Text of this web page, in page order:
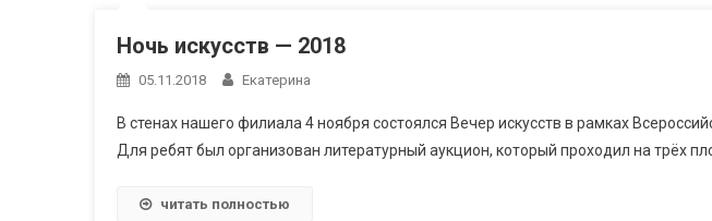
Ночь искусств — 2018
05.11.2018 Екатерина
В стенах нашего филиала 4 ноября состоялся Вечер искусств в рамках
Для ребят был организован литературный аукцион, который проходил на трёх
читать полностью